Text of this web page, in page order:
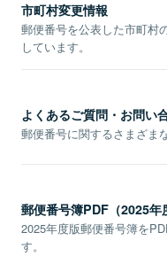
市町村変更情報
郵便番号を公表した市町村
しています。
よくあるご質問・お問い
郵便番号に関するさまざま
郵便番号簿PDF（2025年
2025年度版郵便番号簿を
す。